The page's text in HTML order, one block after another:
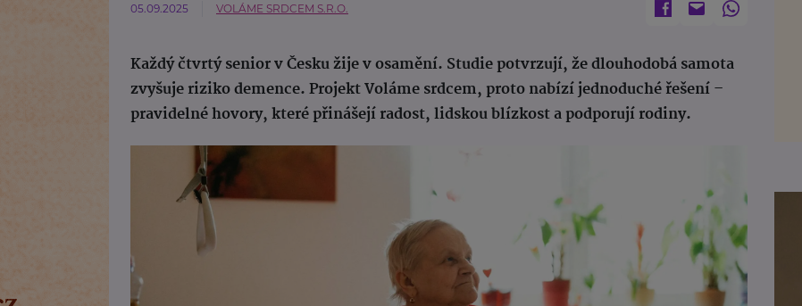
05.09.2025 VOLÁME SRDCEM S.R.O.
Každý čtvrtý senior v Česku žije v osamění. Studie potvrzují, že dlouhodobá samota
zvyšuje riziko demence. Projekt Voláme srdcem, proto nabízí jednoduché řešení –
pravidelné hovory, které přinášejí radost, lidskou blízkost a podporují rodiny.